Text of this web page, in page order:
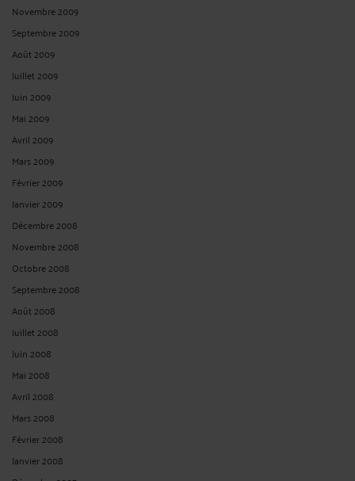
Novembre 2009
Septembre 2009
Août 2009
Juillet 2009
Juin 2009
Mai 2009
Avril 2009
Mars 2009
Février 2009
Janvier 2009
Décembre 2008
Novembre 2008
Octobre 2008
Septembre 2008
Août 2008
Juillet 2008
Juin 2008
Mai 2008
Avril 2008
Mars 2008
Février 2008
Janvier 2008